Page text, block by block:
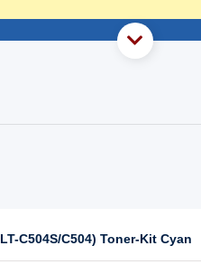
C504S/C504) Toner-Kit Cyan